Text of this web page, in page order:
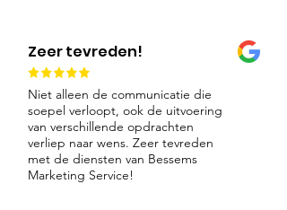
Zeer tevreden!
Niet alleen de communicatie die
soepel verloopt, ook de uitvoering
van verschillende opdrachten
verliep naar wens. Zeer tevreden
met de diensten van Bessems
Marketing Service!